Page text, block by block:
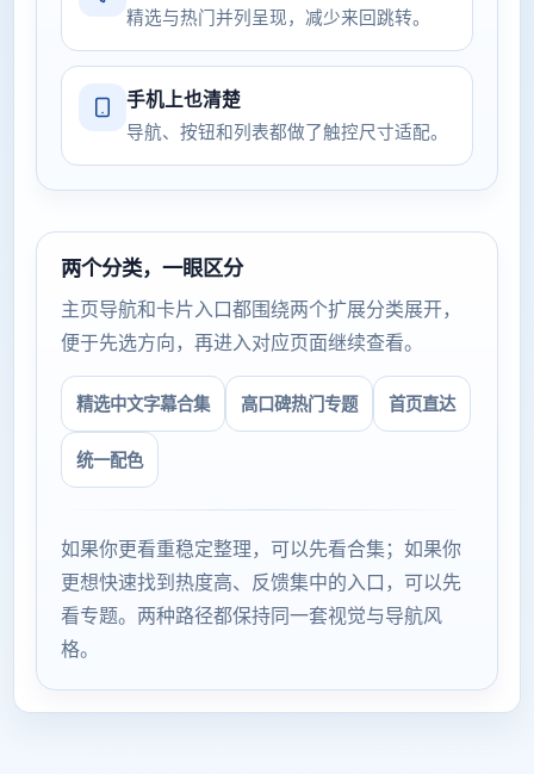
精选与热门并列呈现，减少来回跳转。
手机上也清楚
导航、按钮和列表都做了触控尺寸适配。
两个分类，一眼区分
主页导航和卡片入口都围绕两个扩展分类展开，
便于先选方向，再进入对应页面继续查看。
精选中文字幕合集 高口碑热门专题 首页直达
统一配色
如果你更看重稳定整理，可以先看合集；如果你
更想快速找到热度高、反馈集中的入口，可以先
看专题。两种路径都保持同一套视觉与导航风
格。